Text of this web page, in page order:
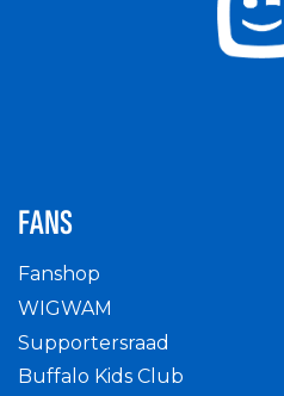
FANS
Fanshop
WIGWAM
Supportersraad
Buffalo Kids Club